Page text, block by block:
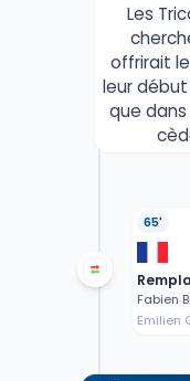
Les
offrirait
leur
que
65'
Fabien
Emilien